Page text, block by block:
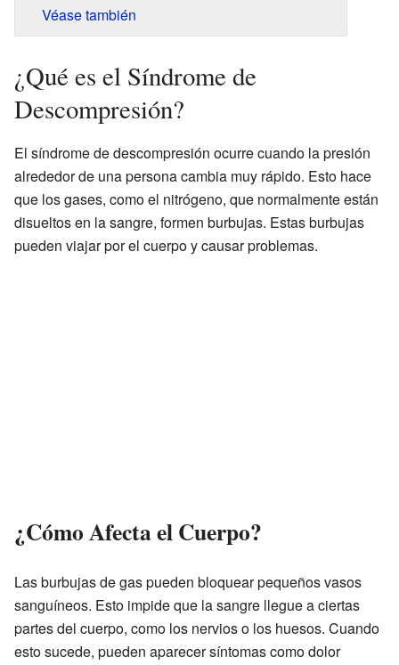
Véase también
¿Qué es el Síndrome de
Descompresión?
El síndrome de descompresión ocurre cuando la presión
alrededor de una persona cambia muy rápido. Esto hace
que los gases, como el nitrógeno, que normalmente están
disueltos en la sangre, formen burbujas. Estas burbujas
pueden viajar por el cuerpo y causar problemas.
¿Cómo Afecta el Cuerpo?
Las burbujas de gas pueden bloquear pequeños vasos
sanguíneos. Esto impide que la sangre llegue a ciertas
partes del cuerpo, como los nervios o los huesos. Cuando
esto sucede, pueden aparecer síntomas como dolor